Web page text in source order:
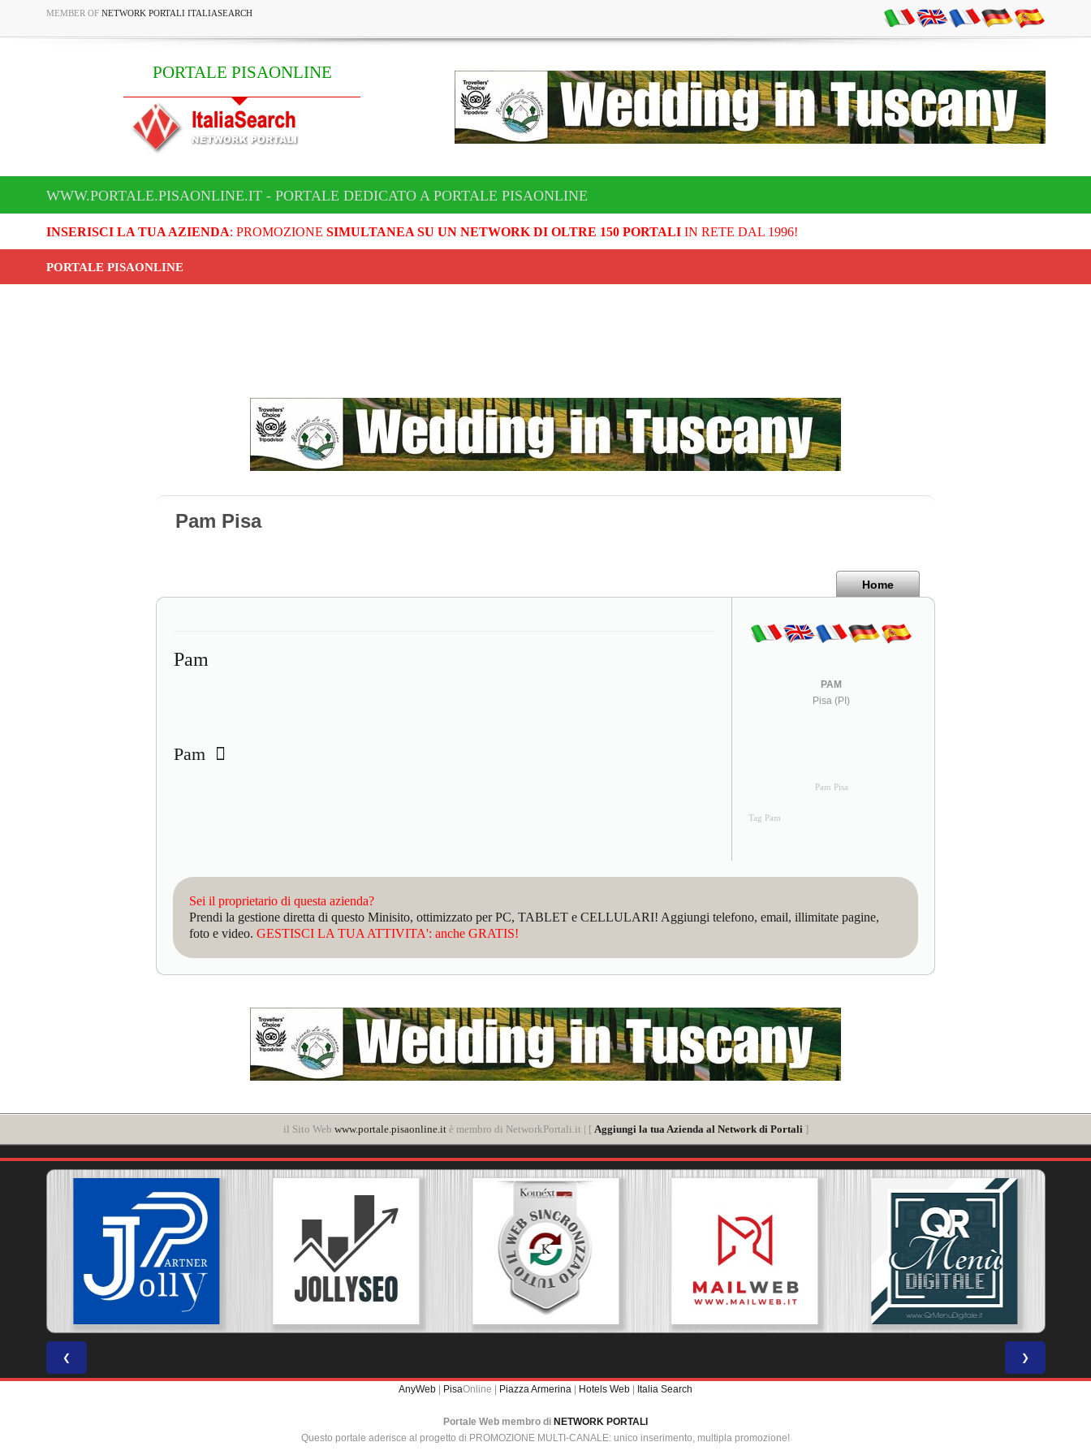
MEMBER OF NETWORK PORTALI ITALIASEARCH
PORTALE PISAONLINE
WWW.PORTALE.PISAONLINE.IT - PORTALE DEDICATO A PORTALE PISAONLINE
INSERISCI LA TUA AZIENDA: PROMOZIONE SIMULTANEA SU UN NETWORK DI OLTRE 150 PORTALIIN RETE DAL 1996!
PORTALE PISAONLINE
Pam Pisa
Home
Pam
Pam
PAM
Pisa (PI)
Pam Pisa
Tag Pam
Sei il proprietario di questa azienda?
Prendi la gestione diretta di questo Minisito, ottimizzato per PC, TABLET e CELLULARI! Aggiungi telefono, email, illimitate pagine,
foto e video. GESTISCI LA TUA ATTIVITA': anche GRATIS!
il Sito Web www.portale.pisaonline.itè membro di NetworkPortali.it | [ Aggiungi la tua Azienda al Network di Portali ]
❮ ❯
AnyWeb | PisaOnline | Piazza Armerina | Hotels Web | Italia Search
Portale Web membro di NETWORK PORTALI
Questo portale aderisce al progetto di PROMOZIONE MULTI-CANALE: unico inserimento, multipla promozione!